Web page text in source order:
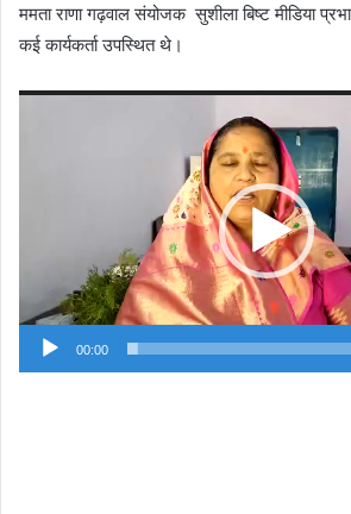
ममता राणा गढ़वाल संयोजक सुशीला बिष्ट मीडिया
कई कार्यकर्ता उपस्थित थे।
00:00